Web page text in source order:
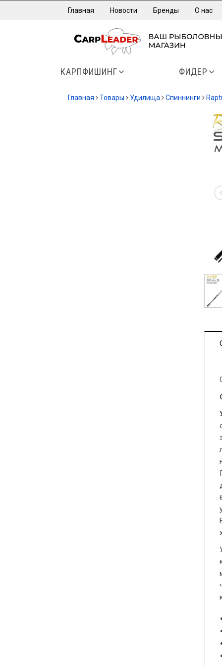
Главная Новости Бренды О нас
КАРПФИШИНГ ФИДЕР
Главная Товары Удилища Спиннинги
-